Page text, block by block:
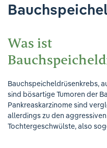
Was ist
Bauchspeicheldrüsenkrebs,
sind bösartige Tumoren der
Pankreaskarzinome sind
allerdings zu den
Tochtergeschwülste, also